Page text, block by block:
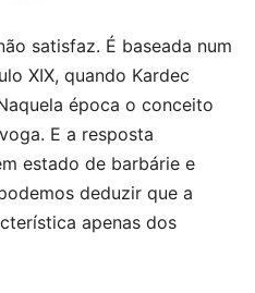
satisfaz. É baseada num
XIX, quando Kardec
época o conceito
E a resposta
estado de barbárie e
deduzir que a
apenas dos